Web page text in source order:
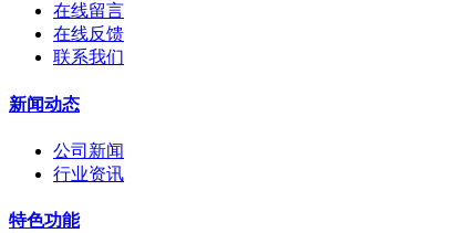
在线留言
在线反馈
联系我们
新闻动态
公司新闻
行业资讯
特色功能